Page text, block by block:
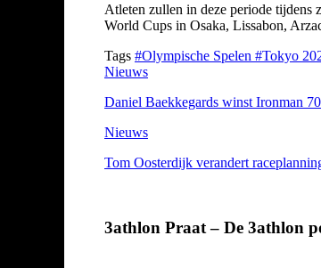
Atleten zullen in deze periode tijdens
World Cups in Osaka, Lissabon,
Tags #Olympische Spelen #Tokyo
Nieuws
Daniel Baekkegards winst Ironman
Nieuws
Tom Oosterdijk verandert
3athlon Praat – De 3athlon